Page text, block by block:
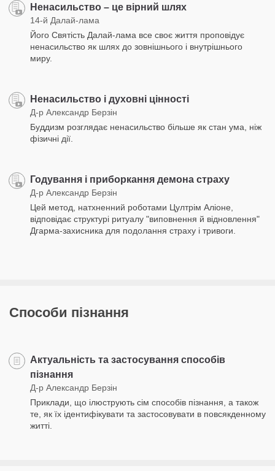
Ненасильство – це вірний шлях
14-й Далай-лама
Його Святість Далай-лама все своє життя проповідує
ненасильство як шлях до зовнішнього і внутрішнього
миру.
Ненасильство і духовні цінності
Д-р Александр Берзін
Буддизм розглядає ненасильство більше як стан ума, ніж
фізичні дії.
Годування і приборкання демона страху
Д-р Александр Берзін
Цей метод, натхненний роботами Цултрім Аліоне,
відповідає структурі ритуалу "виповнення й відновлення"
Дгарма-захисника для подолання страху і тривоги.
Способи пізнання
Актуальність та застосування способів
пізнання
Д-р Александр Берзін
Приклади, що ілюструють сім способів пізнання, а також
те, як їх ідентифікувати та застосовувати в повсякденному
житті.